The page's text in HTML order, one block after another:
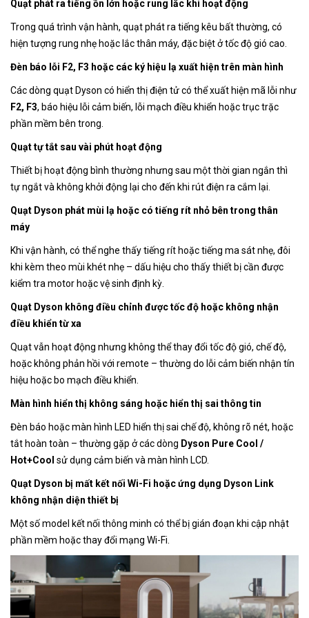
Quạt phát ra tiếng ồn lớn hoặc rung lắc khi hoạt động
Trong quá trình vận hành, quạt phát ra tiếng kêu bất thường, có
hiện tượng rung nhẹ hoặc lắc thân máy, đặc biệt ở tốc độ gió cao.
Đèn báo lỗi F2, F3 hoặc các ký hiệu lạ xuất hiện trên màn hình
Các dòng quạt Dyson có hiển thị điện tử có thể xuất hiện mã lỗi như
F2, F3, báo hiệu lỗi cảm biến, lỗi mạch điều khiển hoặc trục trặc
phần mềm bên trong.
Quạt tự tắt sau vài phút hoạt động
Thiết bị hoạt động bình thường nhưng sau một thời gian ngắn thì
tự ngắt và không khởi động lại cho đến khi rút điện ra cắm lại.
Quạt Dyson phát mùi lạ hoặc có tiếng rít nhỏ bên trong thân
máy
Khi vận hành, có thể nghe thấy tiếng rít hoặc tiếng ma sát nhẹ, đôi
khi kèm theo mùi khét nhẹ – dấu hiệu cho thấy thiết bị cần được
kiểm tra motor hoặc vệ sinh định kỳ.
Quạt Dyson không điều chỉnh được tốc độ hoặc không nhận
điều khiển từ xa
Quạt vẫn hoạt động nhưng không thể thay đổi tốc độ gió, chế độ,
hoặc không phản hồi với remote – thường do lỗi cảm biến nhận tín
hiệu hoặc bo mạch điều khiển.
Màn hình hiển thị không sáng hoặc hiển thị sai thông tin
Đèn báo hoặc màn hình LED hiển thị sai chế độ, không rõ nét, hoặc
tắt hoàn toàn – thường gặp ở các dòng Dyson Pure Cool /
Hot+Cool sử dụng cảm biến và màn hình LCD.
Quạt Dyson bị mất kết nối Wi-Fi hoặc ứng dụng Dyson Link
không nhận diện thiết bị
Một số model kết nối thông minh có thể bị gián đoạn khi cập nhật
phần mềm hoặc thay đổi mạng Wi-Fi.